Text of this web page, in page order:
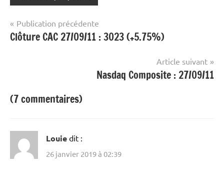
Navigation
de
Publication précédente
Clôture CAC 27/09/11 : 3023 (+5.75%)
Article suivant
Nasdaq Composite : 27/09/11
(7 commentaires)
Louie dit :
26 janvier 2019 à 02:39